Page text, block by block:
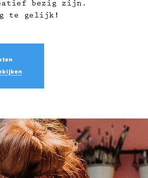
bezig zijn.
te gelijk!